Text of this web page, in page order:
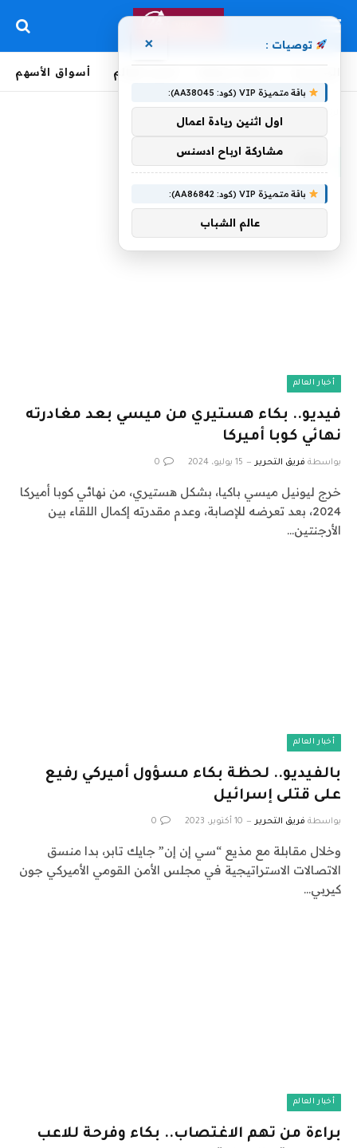
أخبار العالم أسواق الأسهم
بكاء
أخبار العالم
فيديو.. بكاء هستيري من ميسي بعد مغادرته
نهائي كوبا أميركا
بواسطة فريق التحرير 15 يوليو، 2024 0
خرج ليونيل ميسي باكيا، بشكل هستيري، من نهائي كوبا أميركا
2024، بعد تعرضه للإصابة، وعدم مقدرته إكمال اللقاء بين
الأرجنتين…
أخبار العالم
بالفيديو.. لحظة بكاء مسؤول أميركي رفيع
على قتلى إسرائيل
بواسطة فريق التحرير 10 أكتوبر، 2023 0
وخلال مقابلة مع مذيع “سي إن إن” جايك تابر، بدا منسق
الاتصالات الاستراتيجية في مجلس الأمن القومي الأميركي جون
كيربي…
أخبار العالم
براءة من تهم الاغتصاب.. بكاء وفرحة للاعب
توصيات : ×
باقة متميزة VIP (كود: AA38045):
اول اثنين ريادة اعمال
مشاركة ارباح ادسنس
باقة متميزة VIP (كود: AA86842):
عالم الشباب